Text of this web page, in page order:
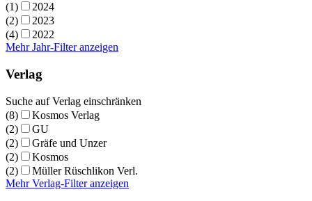
(1)
2024
(2)
2023
(4)
2022
Mehr Jahr-Filter anzeigen
Verlag
Suche auf Verlag einschränken
(8)
Kosmos Verlag
(2)
GU
(2)
Gräfe und Unzer
(2)
Kosmos
(2)
Müller Rüschlikon Verl.
Mehr Verlag-Filter anzeigen